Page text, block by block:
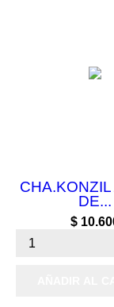
DE...
Precio
$